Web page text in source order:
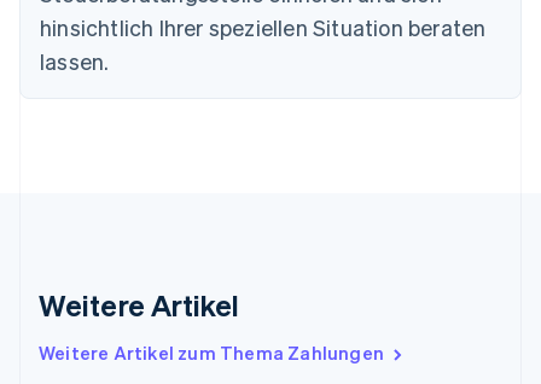
hinsichtlich Ihrer speziellen Situation beraten
lassen.
Weitere Artikel
Weitere Artikel zum Thema Zahlungen
Finnland
Frankreich
FrançaisEnglish
English
Italien
Italiano English